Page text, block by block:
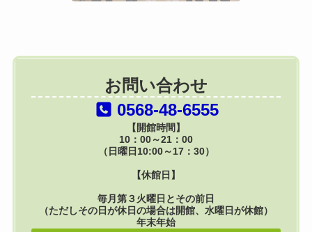
お問い合わせ
0568-48-6555
【開館時間】
10：00～21：00
（日曜日10:00～17：30）
【休館日】
毎月第３火曜日とその前日
（ただしその日が休日の場合は開館、水曜日が休館）
年末年始